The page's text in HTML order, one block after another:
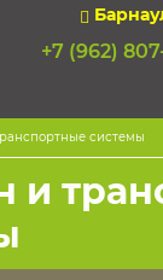
+7 (962)
системы
и